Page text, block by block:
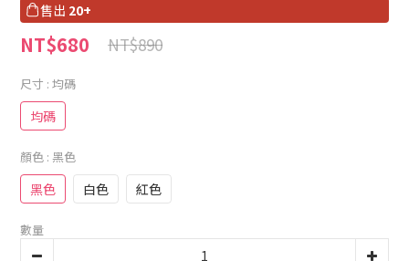
售出 20+
NT$680 NT$890
尺寸 : 均碼
均碼
顏色 : 黑色
黑色 白色 紅色
數量